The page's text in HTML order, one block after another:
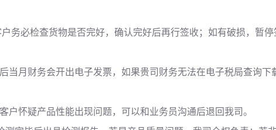
务必检查货物是否完好，确认完好后再行签收；如有破损，暂停
月财务会开出电子发票，如果贵司财务无法在电子税局查询下
怀疑产品性能出现问题，可以和业务员沟通后退回我司。